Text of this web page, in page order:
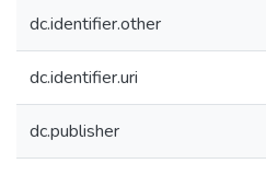
dc.identifier.other
dc.identifier.uri
dc.publisher